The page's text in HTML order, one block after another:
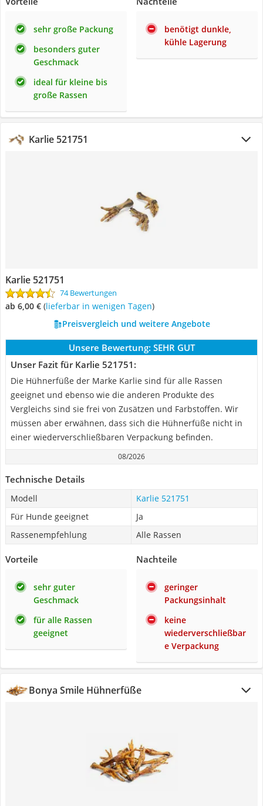
sehr große Packung
besonders guter
Geschmack
ideal für kleine bis
große Rassen
benötigt dunkle,
kühle Lagerung
Karlie 521751
Karlie 521751
74 Bewertungen
ab 6,00 € ( Lieferbar in wenigen Tagen)
Preisvergleich und weitere Angebote
Unsere Bewertung: SEHR GUT
Unser Fazit für Karlie 521751:
Die Hühnerfüße der Marke Karlie sind für alle Rassen
geeignet und ebenso wie die anderen Produkte des
Vergleichs sind sie frei von Zusätzen und Farbstoffen. Wir
müssen aber erwähnen, dass sich die Hühnerfüße nicht in
einer wiederverschließbaren Verpackung befinden.
08/2026
Technische Details
Modell
Karlie 521751
Für Hunde geeignet
Ja
Rassenempfehlung
Alle Rassen
Vorteile
sehr guter
Geschmack
für alle Rassen
geeignet
Nachteile
geringer
Packungsinhalt
keine
wiederverschließbar
e Verpackung
Bonya Smile Hühnerfüße